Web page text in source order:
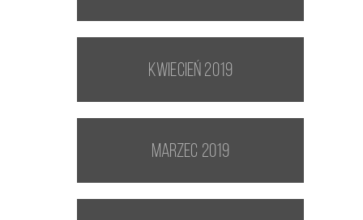
kwiecień 2019
marzec 2019